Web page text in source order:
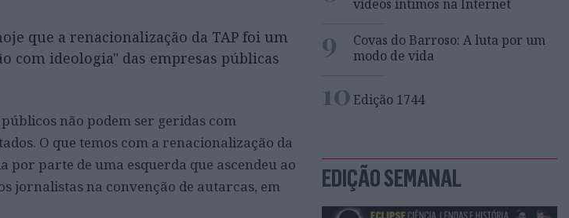
que a renacionalização da TAP foi um
com ideologia" das empresas públicas
não podem ser geridas com
O que temos com a renacionalização da
por parte de uma esquerda que ascendeu ao
jornalistas na convenção de autarcas, em
vídeos íntimos na Internet
9
Covas do Barroso: A luta por um
modo de vida
10Edição 1744
EDIÇÃO SEMANAL